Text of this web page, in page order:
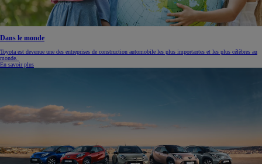
Dans le monde
Toyota est devenue une des entreprises de construction automobile les plus importantes et les plus célèbres au
monde.
En savoir plus